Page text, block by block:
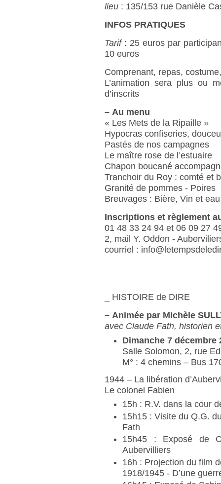
lieu : 135/153 rue Danièle
INFOS PRATIQUES
Tarif: 25 euros par
10 euros
Comprenant, repas,
L’animation sera plus ou
d’inscrits
– Au menu
« Les Mets de la Ripaille »
Hypocras confiseries,
Pastés de nos campagnes
Le maître rose de l’estuaire
Chapon boucané
Tranchoir du Roy : comté et
Granité de pommes - Poires
Breuvages : Bière, Vin et eau
Inscriptions et règlement
01 48 33 24 94 et 06 09 27
2, mail Y. Oddon -
courriel :
_ HISTOIRE de DIRE
– Animée par Michèle
avec Claude Fath, historien
Dimanche 7 décembre
Salle Solomon, 2, rue
M° : 4 chemins – Bus
1944 – La libération
Le colonel Fabien
15h : R.V. dans la cour
15h15 : Visite du Q.G.
Fath
15h45 : Exposé de
Aubervilliers
16h : Projection du film
1918/1945 - D’une